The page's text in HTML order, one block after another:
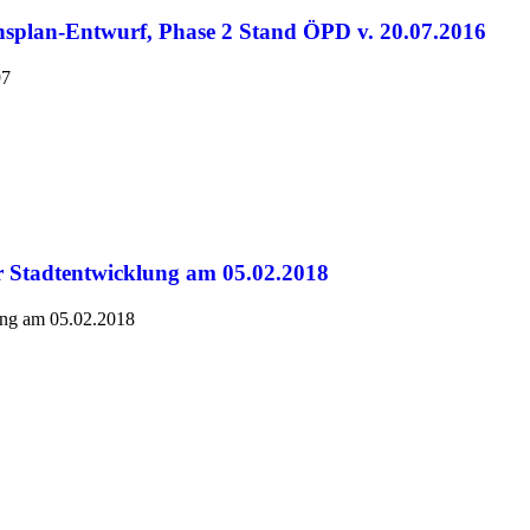
Entwurf, Phase 2 Stand ÖPD v. 20.07.2016
am 05.02.2018
am 05.02.2018